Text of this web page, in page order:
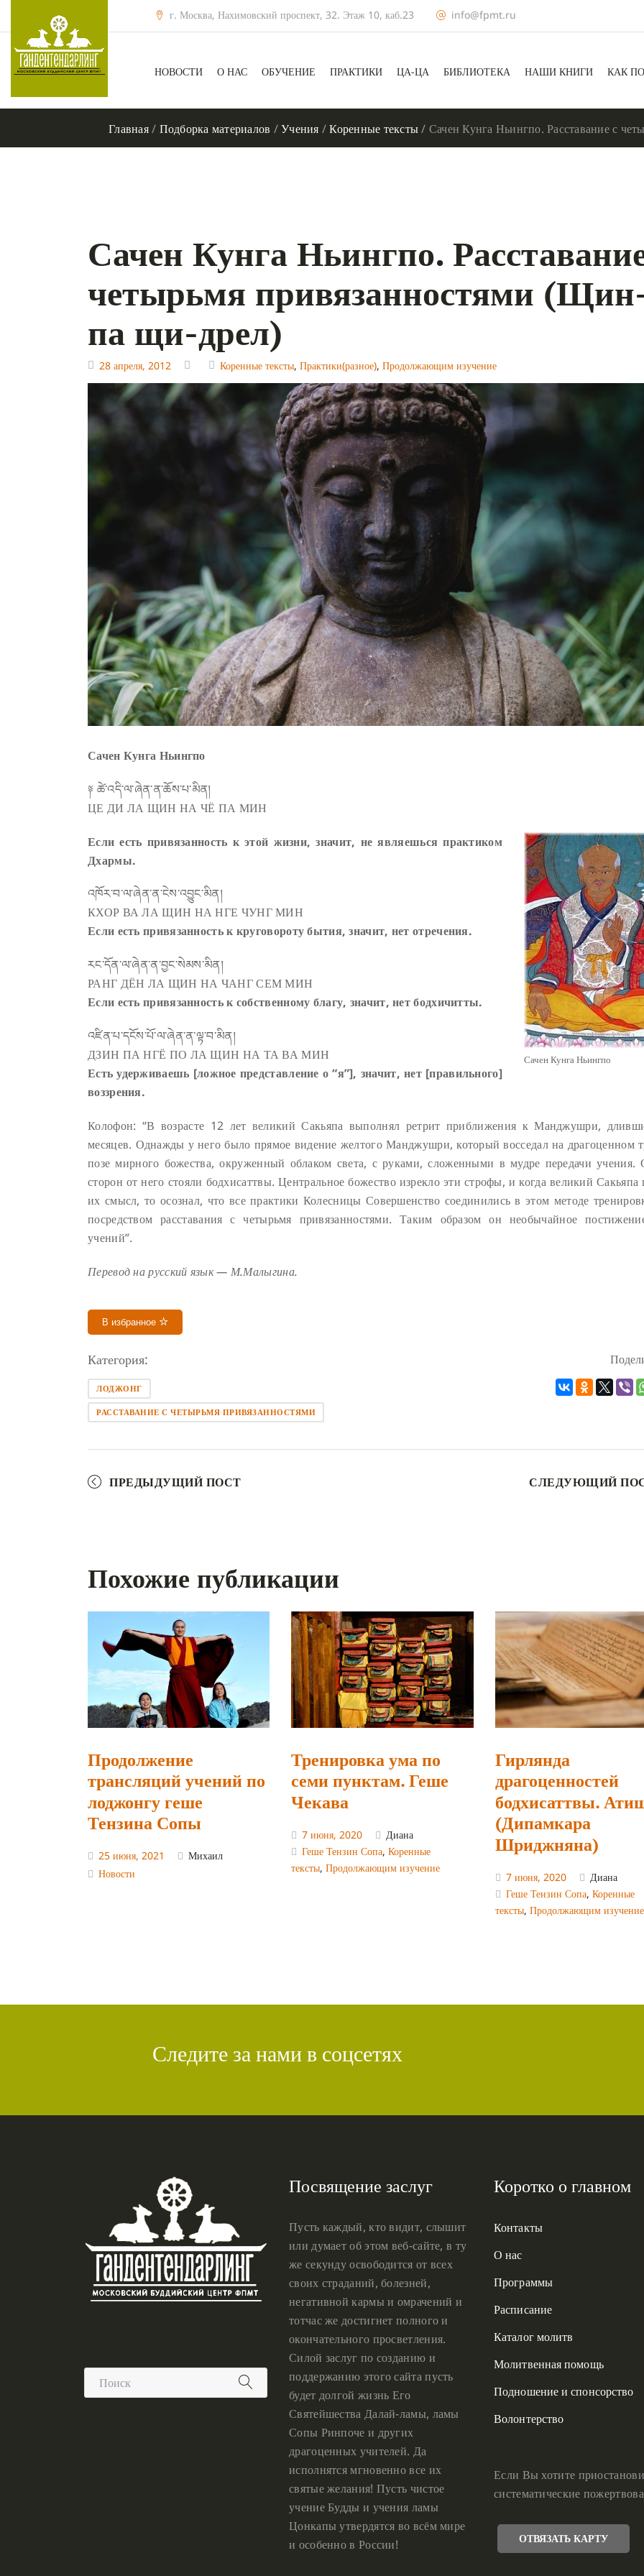
г. Москва, Нахимовский проспект, 32. Этаж 10, каб.23 info@fpmt.ru
НОВОСТИ О НАС ОБУЧЕНИЕ ПРАКТИКИ ЦА-ЦА БИБЛИОТЕКА НАШИ КНИГИ КАК
Главная/ Подборка материалов /Учения /Коренные тексты/ Сачен Кунга Ньингпо. Расставание с
Сачен Кунга Ньингпо.
четырьмя привязанностями
па щи-дрел)
28 апреля, 2012 Коренные тексты, Практики(разное), Продолжающим изучение
Сачен Кунга Ньингпо
༈ ཚེ་འདི་ལ་ཞེན་ན་ཆོས་པ་མིན།
ЦЕ ДИ ЛА ЩИН НА ЧЁ ПА МИН
Сачен Кунга Ньингпо
Если есть привязанность к этой жизни, значит, не являешься практиком
Дхармы.
འཁོར་བ་ལ་ཞེན་ན་ངེས་འབྱུང་མིན།
КХОР ВА ЛА ЩИН НА НГЕ ЧУНГ МИН
Если есть привязанность к круговороту бытия, значит, нет отречения.
རང་དོན་ལ་ཞེན་ན་བྱང་སེམས་མིན།
РАНГ ДЁН ЛА ЩИН НА ЧАНГ СЕМ МИН
Если есть привязанность к собственному благу, значит, нет бодхичитты.
འཛིན་པ་དངོས་པོ་ལ་ཞེན་ན་ལྟ་བ་མིན།
ДЗИН ПА НГЁ ПО ЛА ЩИН НА ТА ВА МИН
Есть удерживаешь [ложное представление о “я”], значит, нет [правильного]
воззрения.
Колофон: “В возрасте 12 лет великий Сакьяпа выполнял ретрит приближения к Манджушри,
месяцев. Однажды у него было прямое видение желтого Манджушри, который восседал на драгоценном
позе мирного божества, окруженный облаком света, с руками, сложенными в мудре передачи учения.
сторон от него стояли бодхисаттвы. Центральное божество изрекло эти строфы, и когда великий Сакьяпа
их смысл, то осознал, что все практики Колесницы Совершенство соединились в этом методе
посредством расставания с четырьмя привязанностями. Таким образом он необычайное
учений”.
Перевод на русский язык — М.Малыгина.
В избранное
Категория:
ЛОДЖОНГ
РАССТАВАНИЕ С ЧЕТЫРЬМЯ ПРИВЯЗАННОСТЯМИ
ПРЕДЫДУЩИЙ ПОСТ СЛЕДУЮЩИЙ
Похожие публикации
Продолжение
трансляций учений по
лоджонгу геше
Тензина Сопы
25 июня, 2021
Михаил
Новости
Тренировка ума по
семи пунктам. Геше
Чекава
7 июня, 2020
Диана
Геше Тензин Сопа,Коренные
тексты,Продолжающим изучение
Гирлянда
драгоценностей
бодхисаттвы.
(Дипамкара
Шриджняна)
7 июня, 2020
Диана
Геше Тензин Сопа, Коренные
тексты, Продолжающим изучение
Следите за нами в соцсетях
Посвящение заслуг
Пусть каждый, кто видит, слышит
или думает об этом веб-сайте, в ту
же секунду освободится от всех
своих страданий, болезней,
негативной кармы и омрачений и
тотчас же достигнет полного и
окончательного просветления.
Силой заслуг по созданию и
поддержанию этого сайта пусть
будет долгой жизнь Его
Святейшества Далай-ламы, ламы
Сопы Ринпоче и других
драгоценных учителей. Да
исполнятся мгновенно все их
святые желания! Пусть чистое
учение Будды и учения ламы
Цонкапы утвердятся во всём мире
и особенно в России!
Коротко о главном
Контакты
О нас
Программы
Расписание
Каталог молитв
Молитвенная помощь
Подношение и спонсорство
Волонтерство
Если Вы хотите
систематические
ОТВЯЗАТЬ КАРТУ